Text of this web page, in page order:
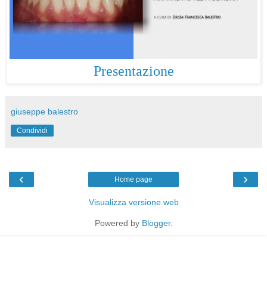
Presentazione
giuseppe balestro
Condividi
‹ ›
Home page
Visualizza versione web
Powered by Blogger.